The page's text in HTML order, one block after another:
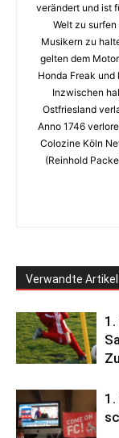
verändert und ist
Welt zu
Musikern zu
gelten dem
Honda Freak und
Inzwischen
Ostfriesland
Anno 1746
Colozine Köln
(Reinhold
Verwandte Artikel